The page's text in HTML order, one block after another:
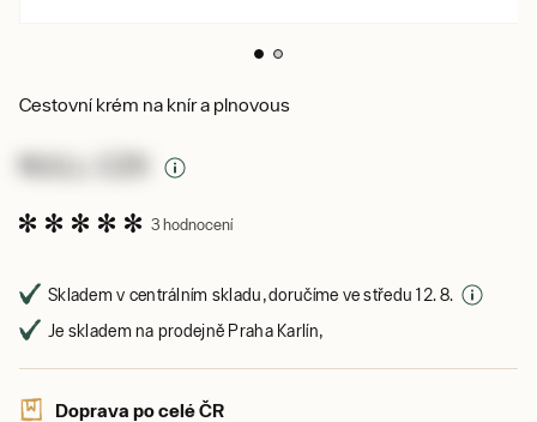
Cestovní krém na knír a plnovous
NULL CZK
3 hodnocení
Skladem v centrálním skladu, doručíme ve středu 12. 8.
Je skladem na prodejně Praha Karlín,
Doprava po celé ČR